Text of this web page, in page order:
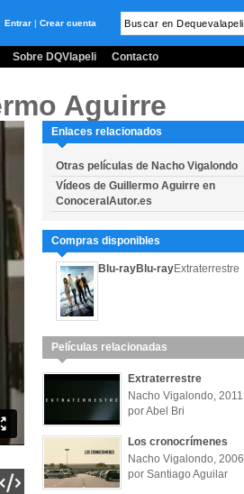
Entrar | Crear cuenta
Sobre DQVlapeli Contacto
Aguirre
Enlaces relacionados
Otras películas de Nacho Vigalondo
Vídeos de Guillermo Aguirre en
ConoceralAutor.es
Compras disponibles
Blu-rayBlu-rayExtraterrestre
Películas relacionadas
Extraterrestre
Nacho Vigalondo, 2011
por Abel Bri
Los cronocrímenes
Nacho Vigalondo, 2006
por Santiago Aguilar